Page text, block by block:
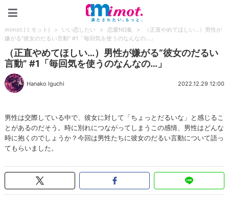
mimot.(ミモット) > いい恋したい > 恋愛NG集 >
（正直やめてほしい…）男性が
嫌がる“彼女のだるい言動” #1「毎回気を使うのなんなの…」
（正直やめてほしい…）男性が嫌がる“彼女のだるい
言動” #1「毎回気を使うのなんなの…」
Hanako Iguchi 2022.12.29 12:00
男性は交際している中で、彼女に対して「ちょっとだるいな」と感じるこ
とがあるのだそう。時に別れにつながってしまうこの感情、男性はどんな
時に抱くのでしょうか？今回は男性たちに彼女のだるい言動について語っ
てもらいました。